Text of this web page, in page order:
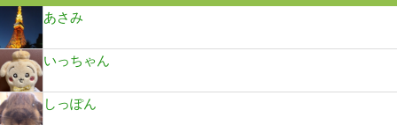
あさみ
いっちゃん
しっぽん